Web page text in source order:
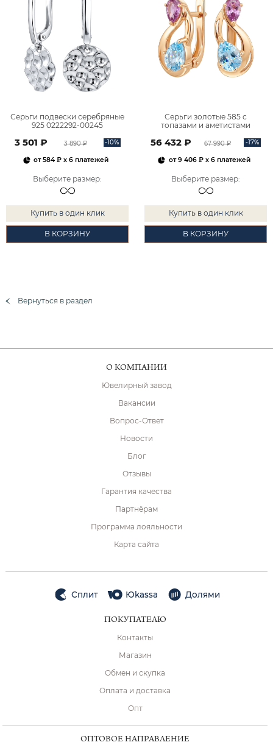
Серьги подвески серебряные
925 0222292-00245
3 501 ₽ 3 890 ₽ -10%
от584 ₽ x 6 платежей
Выберите размер:
Купить в один клик
В КОРЗИНУ
Серьги золотые 585 с
топазами и аметистами
56 432 ₽ 67 990 ₽ -17%
от9 406 ₽x 6 платежей
Выберите размер:
Купить в один клик
В КОРЗИНУ
Вернуться в раздел
О КОМПАНИИ
Ювелирный завод
Вакансии
Вопрос-Ответ
Новости
Блог
Отзывы
Гарантия качества
Партнёрам
Программа лояльности
Карта сайта
Сплит Юkassa Долями
ПОКУПАТЕЛЮ
Контакты
Магазин
Обмен и скупка
Оплата и доставка
Опт
ОПТОВОЕ НАПРАВЛЕНИЕ